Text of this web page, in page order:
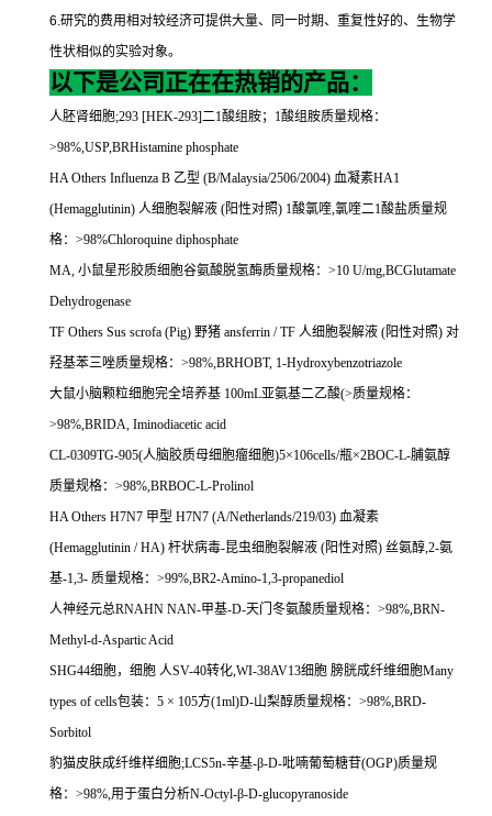
6.研究的费用相对较经济可提供大量、同一时期、重复性好的、生物学
性状相似的实验对象。
以下是公司正在在热销的产品：
人胚肾细胞;293 [HEK-293]二1酸组胺； 1酸组胺质量规格：
>98%,USP,BRHistamine phosphate
HA Others Influenza B 乙型 (B/Malaysia/2506/2004) 血凝素HA1
(Hemagglutinin) 人细胞裂解液 (阳性对照) 1酸氯喹,氯喹二1酸盐质量规
格： >98%Chloroquine diphosphate
MA, 小鼠星形胶质细胞谷氨酸脱氢酶质量规格： >10 U/mg,BCGlutamate
Dehydrogenase
TF Others Sus scrofa (Pig) 野猪 ansferrin / TF 人细胞裂解液 (阳性对照) 对
羟基苯三唑质量规格： >98%,BRHOBT, 1-Hydroxybenzotriazole
大鼠小脑颗粒细胞完全培养基 100mL亚氨基二乙酸(>质量规格：
>98%,BRIDA, Iminodiacetic acid
CL-0309TG-905(人脑胶质母细胞瘤细胞)5×106cells/瓶×2BOC-L-脯氨醇
质量规格： >98%,BRBOC-L-Prolinol
HA Others H7N7 甲型 H7N7 (A/Netherlands/219/03) 血凝素
(Hemagglutinin / HA) 杆状病毒-昆虫细胞裂解液 (阳性对照) 丝氨醇,2-氨
基-1,3- 质量规格： >99%,BR2-Amino-1,3-propanediol
人神经元总RNAHN NAN-甲基-D-天门冬氨酸质量规格： >98%,BRN-
Methyl-d-Aspartic Acid
SHG44细胞，细胞 人SV-40转化,WI-38AV13细胞 膀胱成纤维细胞Many
types of cells包装： 5 × 105方(1ml)D-山梨醇质量规格： >98%,BRD-
Sorbitol
豹猫皮肤成纤维样细胞;LCS5n-辛基-β-D-吡喃葡萄糖苷(OGP)质量规
格： >98%,用于蛋白分析N-Octyl-β-D-glucopyranoside